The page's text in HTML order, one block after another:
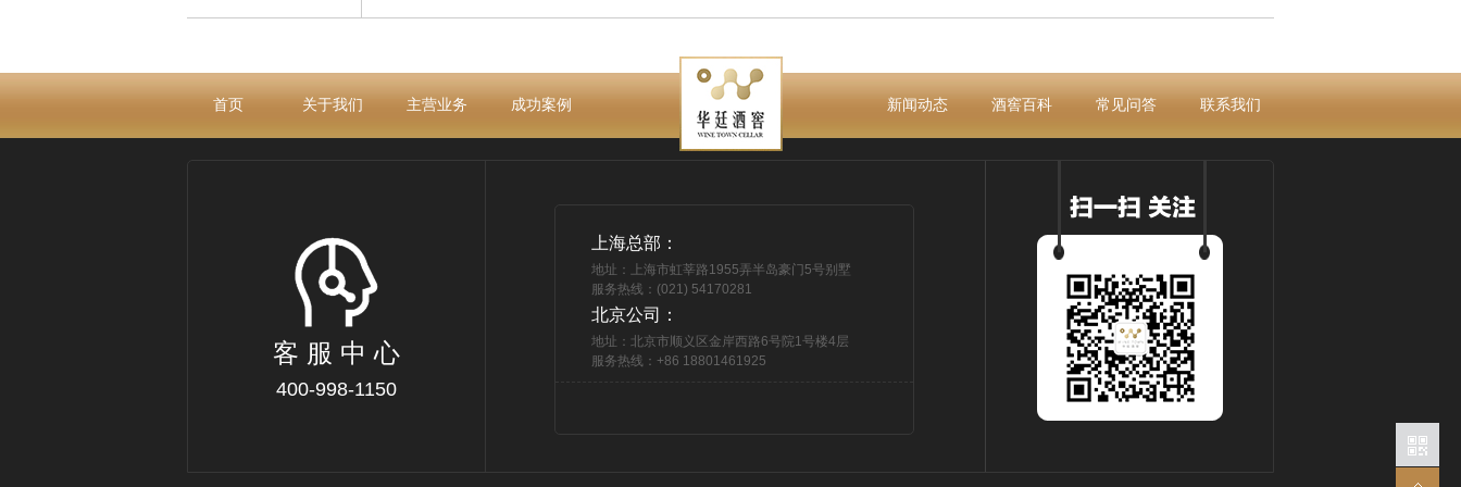
首页 关于我们 主营业务 成功案例 新闻动态 酒窖百科 常见问答 联系我们
客 服 中 心
400-998-1150
上海总部：
地址：上海市虹莘路1955弄半岛豪门5号别墅
服务热线：(021) 54170281
北京公司：
地址：北京市顺义区金岸西路6号院1号楼4层
服务热线：+86 18801461925